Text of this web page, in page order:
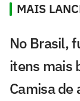
MAIS
No Brasil,
itens mais
Camisa de